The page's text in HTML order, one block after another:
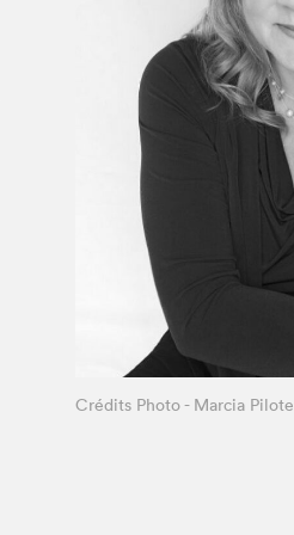
À propos du Salon
Liste des exposant·e·s
Liste des auteur·rice·s
Crédits Photo - Marcia Pilote